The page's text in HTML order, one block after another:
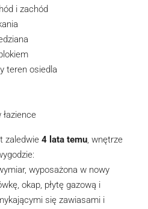
i zachód
teren osiedla
zaledwie 4 lata temu, wnętrze
wyposażona w nowy
okap, płytę gazową i
się zawiasami i